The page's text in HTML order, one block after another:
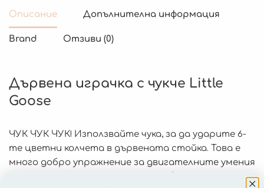
Описание Допълнителна информация
Brand Отзиви (0)
Дървена играчка с чукче Little
Goose
ЧУК ЧУК ЧУК! Използвайте чука, за да ударите 6-
те цветни колчета в дървената стойка. Това е
много добро упражнение за двигателните умения